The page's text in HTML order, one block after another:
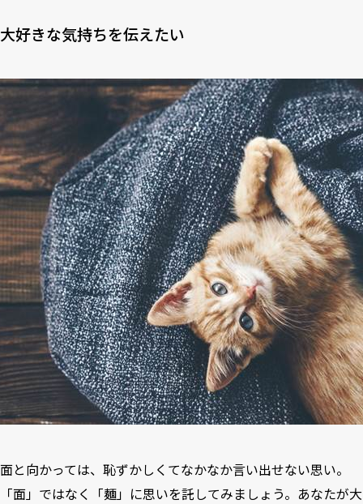
大好きな気持ちを伝えたい
面と向かっては、恥ずかしくてなかなか言い出せない思い。
「面」ではなく「麺」に思いを託してみましょう。あなたが大